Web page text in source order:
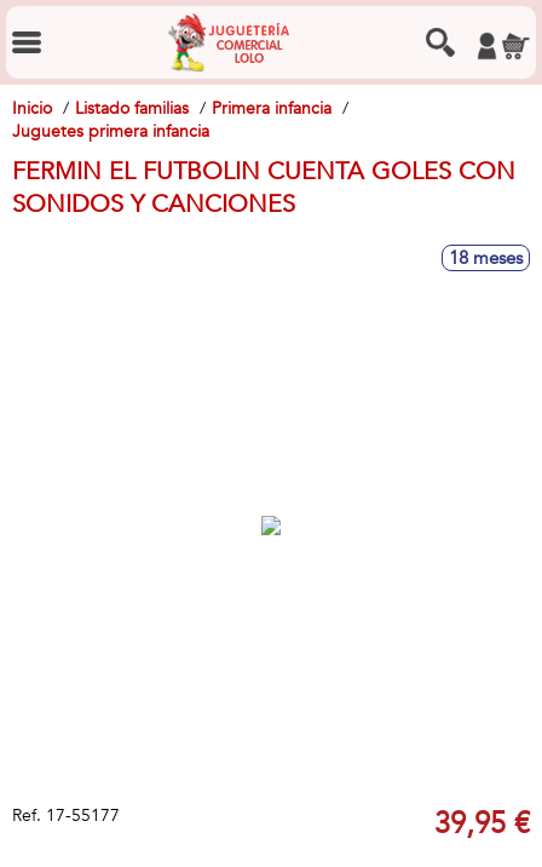
Inicio Listado familias
Primera infancia
Juguetes primera infancia
FERMIN EL FUTBOLIN CUENTA GOLES CON
SONIDOS Y CANCIONES
18 meses
Ref. 17-55177 39,95 €